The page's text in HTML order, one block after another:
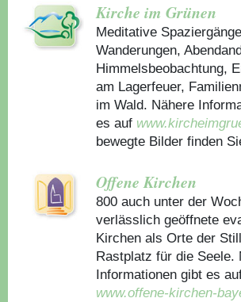
Kirche im Grünen
Meditative
Wanderungen,
Himmelsbeobachtung,
am Lagerfeuer,
im Wald. Nähere
es auf
bewegte Bilder finden
Offene Kirchen
800 auch unter der
verlässlich geöffnete
Kirchen als Orte der
Rastplatz für die Seele.
Informationen gibt es
www.offene-kirchen-